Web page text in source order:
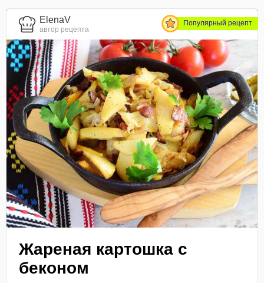
ElenaV
автор рецепта
Популярный рецепт
Жареная картошка с
беконом